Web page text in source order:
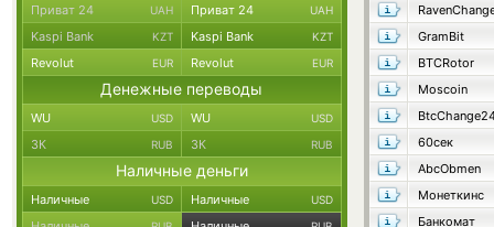
GramBit
BTCRotor
Moscoin
60сек
AbcObmen
Монеткинс
Банкомат
Приват 24 UAH Приват 24 UAH
Kaspi Bank KZT Kaspi Bank KZT
Revolut EUR Revolut EUR
Денежные переводы
WU USD WU USD
ЗК RUB ЗК RUB
Наличные деньги
Наличные USD Наличные USD